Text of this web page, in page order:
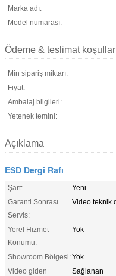
Marka adı:
Model numarası:
Ödeme & teslimat
Min sipariş miktarı:
Fiyat:
Ambalaj bilgileri:
Yetenek temini:
Açıklama
ESD Dergi Rafı
Şart:
Yeni
Garanti Sonrası
Servis:
Video teknik
Yerel Hizmet
Konumu:
Yok
Showroom Bölgesi:Yok
Video giden
Sağlanan